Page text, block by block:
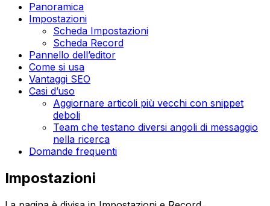
Panoramica
Impostazioni
Scheda Impostazioni
Scheda Record
Pannello dell’editor
Come si usa
Vantaggi SEO
Casi d’uso
Aggiornare articoli più vecchi con snippet
deboli
Team che testano diversi angoli di messaggio
nella ricerca
Domande frequenti
Impostazioni